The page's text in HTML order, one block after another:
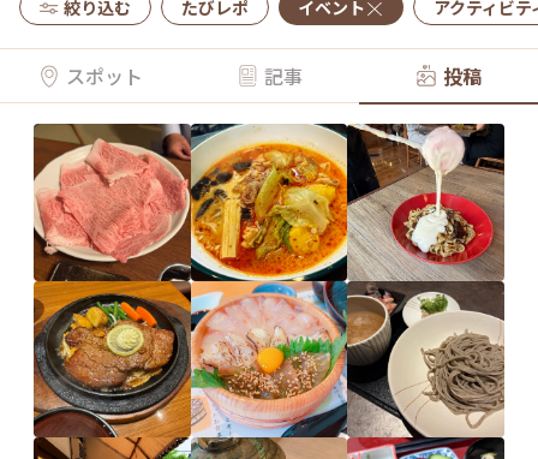
絞り込む たびレポ イベント アクティビテ
スポット 記事 投稿